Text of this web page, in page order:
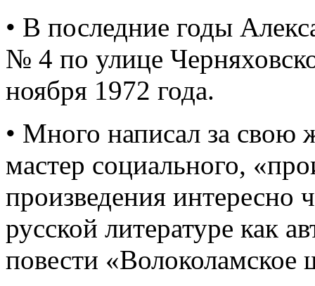
• В последние годы
№ 4 по улице
ноября 1972 года.
• Много написал за свою
мастер социального,
произведения интересно
русской литературе как
повести «Волоколамское